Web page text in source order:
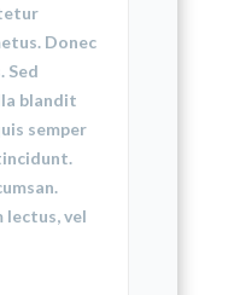
Donec
Sed
blandit
semper
lectus, vel